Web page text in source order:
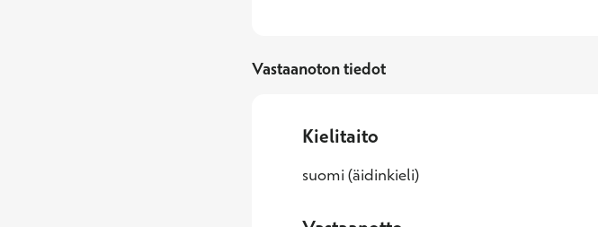
Vastaanoton tiedot
Kielitaito
suomi (äidinkieli)